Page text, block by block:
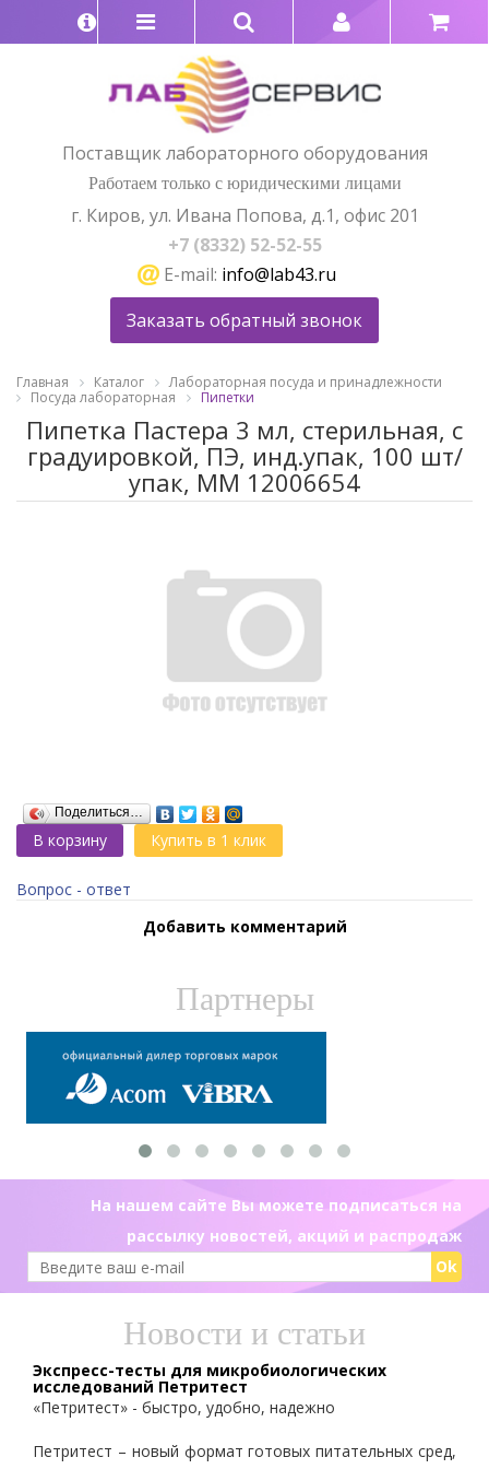
Поставщик лабораторного оборудования
Работаем только с юридическими лицами
г. Киров, ул. Ивана Попова, д.1, офис 201
+7 (8332) 52-52-55
E-mail: info@lab43.ru
Заказать обратный звонок
Главная Каталог
Лабораторная посуда и принадлежности
Посуда лабораторная
Пипетки
Пипетка Пастера 3 мл, стерильная, с
градуировкой, ПЭ, инд.упак, 100 шт/
упак, ММ 12006654
Поделиться…
В корзину Купить в 1 клик
Вопрос - ответ
Добавить комментарий
Партнеры
На нашем сайте Вы можете подписаться на
рассылку новостей, акций и распродаж
Ok
Новости и статьи
Экспресс-тесты для микробиологических
исследований Петритест
«Петритест» - быстро, удобно, надежно
Петритест – новый формат готовых питательных сред,